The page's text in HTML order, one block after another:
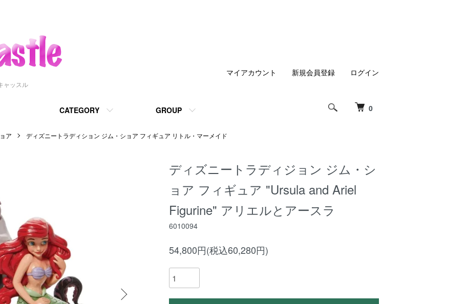
ャッスル
0
CATEGORY GROUP
マイアカウント 新規会員登録 ログイン
ア ディズニートラディション ジム・ショア フィギュア リトル・マーメイド
ディズニートラディジョン ジム・シ
ョア フィギュア "Ursula and Ariel
Figurine" アリエルとアースラ
6010094
54,800円(税込60,280円)